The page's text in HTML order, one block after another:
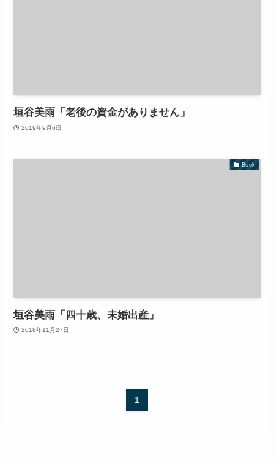
垣谷美雨「老後の資金がありません」
2019年9月6日
Book
垣谷美雨「四十歳、未婚出産」
2018年11月27日
1